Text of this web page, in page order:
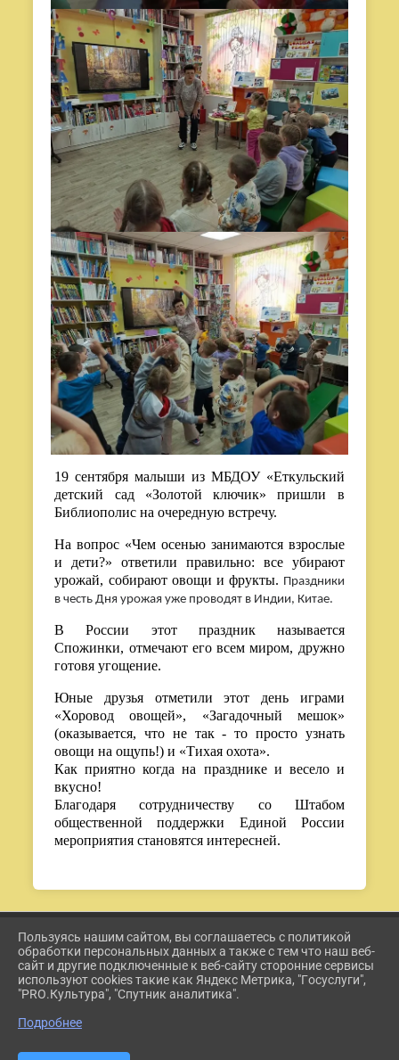
19 сентября малыши из МБДОУ «Еткульский
детский сад «Золотой ключик» пришли в
Библиополис на очередную встречу.
На вопрос «Чем осенью занимаются взрослые
и дети?» ответили правильно: все убирают
урожай, собирают овощи и фрукты. Праздники
в честь Дня урожая уже проводят в Индии, Китае.
В России этот праздник называется
Спожинки, отмечают его всем миром, дружно
готовя угощение.
Юные друзья отметили этот день играми
«Хоровод овощей», «Загадочный мешок»
(оказывается, что не так - то просто узнать
овощи на ощупь!) и «Тихая охота».
Как приятно когда на празднике и весело и
вкусно!
Благодаря сотрудничеству со Штабом
общественной поддержки Единой России
мероприятия становятся интересней.
2026 Г. ETKUL-KULTURA.RU
ВХОД
КАРТА САЙТА
ПОЛИТИКА ОБРАБОТКИ ПЕРСОНАЛЬНЫХ ДАННЫХ
СДЕЛАНО НА KUBCMS
Пользуясь нашим сайтом, вы соглашаетесь с политикой
обработки персональных данных а также с тем что наш веб-
сайт и другие подключенные к веб-сайту сторонние сервисы
используют cookies такие как Яндекс Метрика, "Госуслуги",
"PRO.Культура", "Спутник аналитика".
Подробнее